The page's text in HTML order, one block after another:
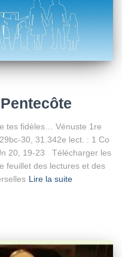
tes fidèles… Vénuste 1re
30, 31.342e lect. : 1 Co
20, 19-23 Télécharger les
feuillet des lectures et des
Lire la suite